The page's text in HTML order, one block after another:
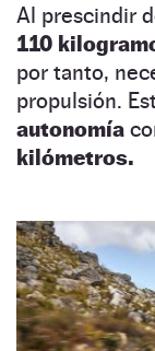
Al prescindir
110
por tanto,
propulsión.
autonomía
kilómetros.